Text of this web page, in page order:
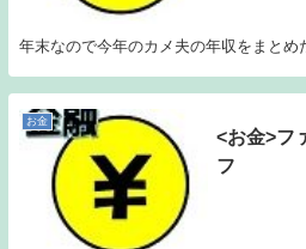
年末なので今年のカメ夫の年収をまとめ
お金
<お金>フ
フ